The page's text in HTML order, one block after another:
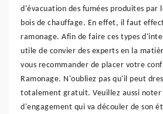
d'évacuation des fumées produites par
bois de chauffage. En effet, il faut
ramonage. Afin de faire ces types
utile de convier des experts en la
vous recommander de placer votre
Ramonage. N'oubliez pas qu'il peut
totalement gratuit. Veuillez aussi noter
d'engagement qui va découler de son